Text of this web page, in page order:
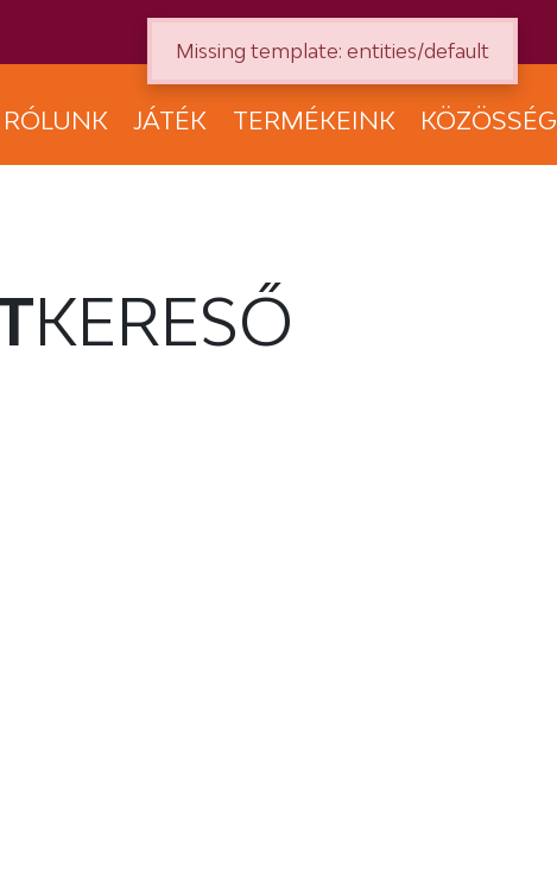
RÓLUNK JÁTÉK TERMÉKEINK KÖZÖSSÉG
KERESŐ
Missing template: entities/default